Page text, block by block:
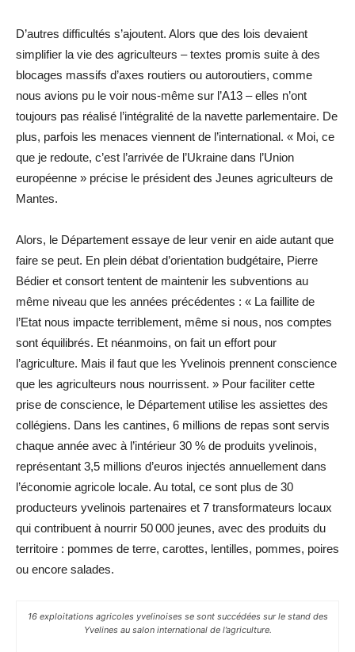
D’autres difficultés s’ajoutent. Alors que des lois devaient
simplifier la vie des agriculteurs – textes promis suite à des
blocages massifs d’axes routiers ou autoroutiers, comme
nous avions pu le voir nous-même sur l’A13 – elles n’ont
toujours pas réalisé l’intégralité de la navette parlementaire. De
plus, parfois les menaces viennent de l’international. « Moi, ce
que je redoute, c’est l’arrivée de l’Ukraine dans l’Union
européenne » précise le président des Jeunes agriculteurs de
Mantes.
Alors, le Département essaye de leur venir en aide autant que
faire se peut. En plein débat d’orientation budgétaire, Pierre
Bédier et consort tentent de maintenir les subventions au
même niveau que les années précédentes : « La faillite de
l’Etat nous impacte terriblement, même si nous, nos comptes
sont équilibrés. Et néanmoins, on fait un effort pour
l’agriculture. Mais il faut que les Yvelinois prennent conscience
que les agriculteurs nous nourrissent. » Pour faciliter cette
prise de conscience, le Département utilise les assiettes des
collégiens. Dans les cantines, 6 millions de repas sont servis
chaque année avec à l’intérieur 30 % de produits yvelinois,
représentant 3,5 millions d’euros injectés annuellement dans
l’économie agricole locale. Au total, ce sont plus de 30
producteurs yvelinois partenaires et 7 transformateurs locaux
qui contribuent à nourrir 50 000 jeunes, avec des produits du
territoire : pommes de terre, carottes, lentilles, pommes, poires
ou encore salades.
16 exploitations agricoles yvelinoises se sont succédées sur le stand des
Yvelines au salon international de l’agriculture.